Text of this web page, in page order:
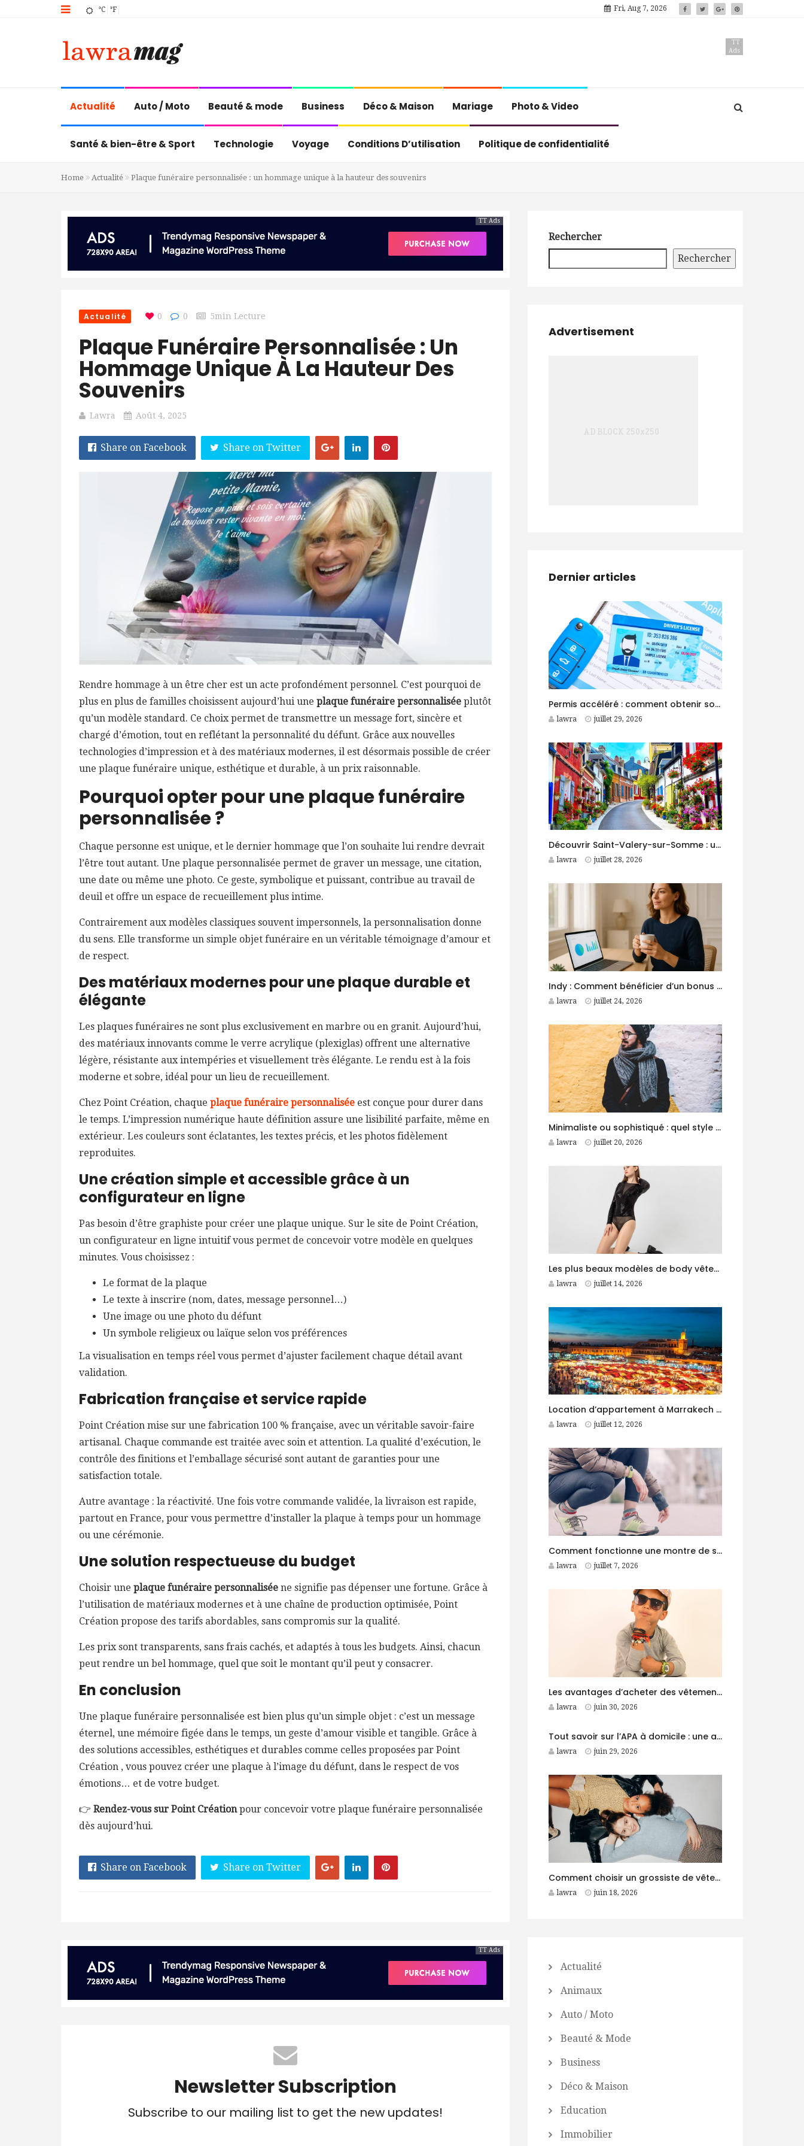
°C °F Fri, Aug 7, 2026
TT
Ads
Actualité Auto / Moto Beauté & mode Business Déco & Maison Mariage Photo & Video
Santé & bien-être & Sport Technologie Voyage Conditions D’utilisation Politique de confidentialité
Home Actualité Plaque funéraire personnalisée : un hommage unique à la hauteur des souvenirs
TT Ads
Actualité 0 0 5min Lecture
Plaque Funéraire Personnalisée : Un
Hommage Unique À La Hauteur Des
Souvenirs
Lawra Août 4, 2025
Share on Facebook Share on Twitter
Rendre hommage à un être cher est un acte profondément personnel. C’est pourquoi de
plus en plus de familles choisissent aujourd’hui une plaque funéraire personnalisée plutôt
qu’un modèle standard. Ce choix permet de transmettre un message fort, sincère et
chargé d’émotion, tout en reflétant la personnalité du défunt. Grâce aux nouvelles
technologies d’impression et à des matériaux modernes, il est désormais possible de créer
une plaque funéraire unique, esthétique et durable, à un prix raisonnable.
Pourquoi opter pour une plaque funéraire
personnalisée ?
Chaque personne est unique, et le dernier hommage que l’on souhaite lui rendre devrait
l’être tout autant. Une plaque personnalisée permet de graver un message, une citation,
une date ou même une photo. Ce geste, symbolique et puissant, contribue au travail de
deuil et offre un espace de recueillement plus intime.
Contrairement aux modèles classiques souvent impersonnels, la personnalisation donne
du sens. Elle transforme un simple objet funéraire en un véritable témoignage d’amour et
de respect.
Des matériaux modernes pour une plaque durable et
élégante
Les plaques funéraires ne sont plus exclusivement en marbre ou en granit. Aujourd’hui,
des matériaux innovants comme le verre acrylique (plexiglas) offrent une alternative
légère, résistante aux intempéries et visuellement très élégante. Le rendu est à la fois
moderne et sobre, idéal pour un lieu de recueillement.
Chez Point Création, chaque plaque funéraire personnalisée est conçue pour durer dans
le temps. L’impression numérique haute définition assure une lisibilité parfaite, même en
extérieur. Les couleurs sont éclatantes, les textes précis, et les photos fidèlement
reproduites.
Une création simple et accessible grâce à un
configurateur en ligne
Pas besoin d’être graphiste pour créer une plaque unique. Sur le site de Point Création,
un configurateur en ligne intuitif vous permet de concevoir votre modèle en quelques
minutes. Vous choisissez :
Le format de la plaque
Le texte à inscrire (nom, dates, message personnel…)
Une image ou une photo du défunt
Un symbole religieux ou laïque selon vos préférences
La visualisation en temps réel vous permet d’ajuster facilement chaque détail avant
validation.
Fabrication française et service rapide
Point Création mise sur une fabrication 100 % française, avec un véritable savoir-faire
artisanal. Chaque commande est traitée avec soin et attention. La qualité d’exécution, le
contrôle des finitions et l’emballage sécurisé sont autant de garanties pour une
satisfaction totale.
Autre avantage : la réactivité. Une fois votre commande validée, la livraison est rapide,
partout en France, pour vous permettre d’installer la plaque à temps pour un hommage
ou une cérémonie.
Une solution respectueuse du budget
Choisir une plaque funéraire personnalisée ne signifie pas dépenser une fortune. Grâce à
l’utilisation de matériaux modernes et à une chaîne de production optimisée, Point
Création propose des tarifs abordables, sans compromis sur la qualité.
Les prix sont transparents, sans frais cachés, et adaptés à tous les budgets. Ainsi, chacun
peut rendre un bel hommage, quel que soit le montant qu’il peut y consacrer.
En conclusion
Une plaque funéraire personnalisée est bien plus qu’un simple objet : c’est un message
éternel, une mémoire figée dans le temps, un geste d’amour visible et tangible. Grâce à
des solutions accessibles, esthétiques et durables comme celles proposées par Point
Création , vous pouvez créer une plaque à l’image du défunt, dans le respect de vos
émotions… et de votre budget.
👉 Rendez-vous sur Point Créationpour concevoir votre plaque funéraire personnalisée
dès aujourd’hui.
Share on Facebook Share on Twitter
TT Ads
Newsletter Subscription
Subscribe to our mailing list to get the new updates!
Rechercher
Rechercher
Advertisement
Dernier articles
Permis accéléré : comment obtenir son permis B en moins d’un mois ?
lawra juillet 29, 2026
Découvrir Saint-Valery-sur-Somme : une destination idéale pour des vacances entre nature et patrimoine
lawra juillet 28, 2026
Indy : Comment bénéficier d’un bonus et gérer sa comptabilité plus facilement ?
lawra juillet 24, 2026
Minimaliste ou sophistiqué : quel style d’accessoires homme choisir ?
lawra juillet 20, 2026
Les plus beaux modèles de body vêtement femme
lawra juillet 14, 2026
Location d’appartement à Marrakech : conseils pour trouver le logement idéal
lawra juillet 12, 2026
Comment fonctionne une montre de sport GPS
lawra juillet 7, 2026
Les avantages d’acheter des vêtements garçon auprès d’un grossiste
lawra juin 30, 2026
Tout savoir sur l’APA à domicile : une aide précieuse pour les personnes âgées
lawra juin 29, 2026
Comment choisir un grossiste de vêtements garçon fiable pour son business ?
lawra juin 18, 2026
Actualité
Animaux
Auto / Moto
Beauté & Mode
Business
Déco & Maison
Education
Immobilier